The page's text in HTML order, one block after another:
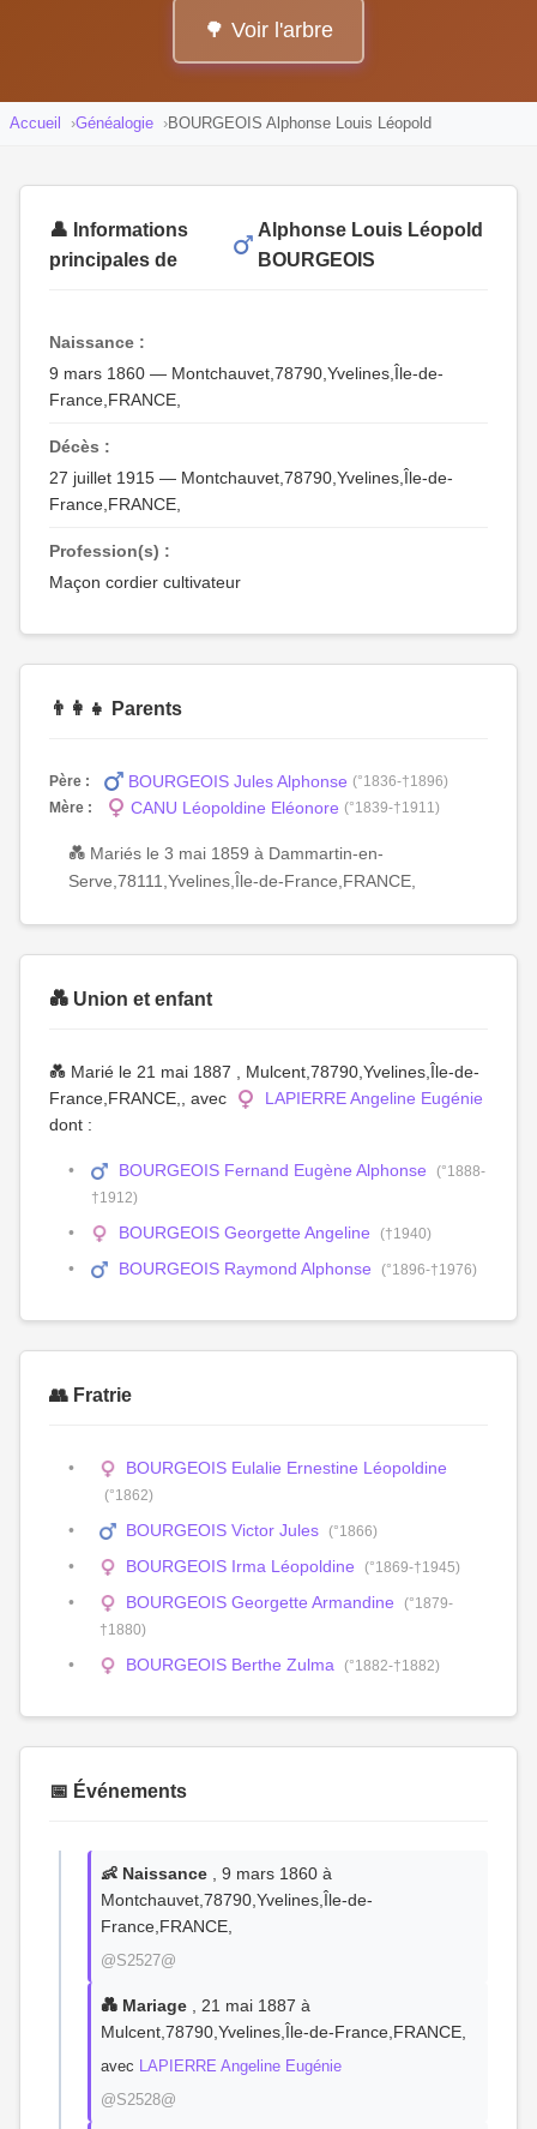
🌳 Voir l'arbre
Accueil Généalogie BOURGEOIS Alphonse Louis Léopold
👤 Informations
principales de
Alphonse Louis Léopold
BOURGEOIS
Naissance :
9 mars 1860 — Montchauvet,78790,Yvelines,Île-de-
France,FRANCE,
Décès :
27 juillet 1915 — Montchauvet,78790,Yvelines,Île-de-
France,FRANCE,
Profession(s) :
Maçon cordier cultivateur
👨‍👩‍👧 Parents
Père : BOURGEOIS Jules Alphonse (°1836-†1896)
Mère :
CANU Léopoldine Eléonore (°1839-†1911)
💑 Mariés le 3 mai 1859 à Dammartin-en-
Serve,78111,Yvelines,Île-de-France,FRANCE,
💑 Union et enfant
💑 Marié le 21 mai 1887 , Mulcent,78790,Yvelines,Île-de-
France,FRANCE,, avec
LAPIERRE Angeline Eugénie
dont :
BOURGEOIS Fernand Eugène Alphonse
(°1888-
†1912)
BOURGEOIS Georgette Angeline (†1940)
BOURGEOIS Raymond Alphonse (°1896-†1976)
👥 Fratrie
BOURGEOIS Eulalie Ernestine Léopoldine
(°1862)
BOURGEOIS Victor Jules (°1866)
BOURGEOIS Irma Léopoldine (°1869-†1945)
BOURGEOIS Georgette Armandine
(°1879-
†1880)
BOURGEOIS Berthe Zulma (°1882-†1882)
📅 Événements
👶 Naissance , 9 mars 1860 à
Montchauvet,78790,Yvelines,Île-de-
France,FRANCE,
@S2527@
💑 Mariage , 21 mai 1887 à
Mulcent,78790,Yvelines,Île-de-France,FRANCE,
avec LAPIERRE Angeline Eugénie
@S2528@